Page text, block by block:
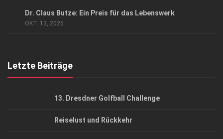
Dr. Claus Butze: Ein Preis für das Lebenswerk
OKT. 13, 2025
Letzte Beiträge
13. Dresdner Golfball Challenge
Reiselust und Rückkehr